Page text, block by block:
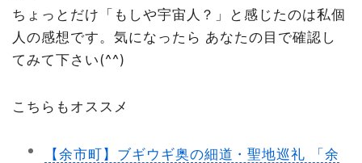
ちょっとだけ「もしや宇宙人？」と感じたのは私個
人の感想です。気になったら あなたの目で確認し
てみて下さい(^^)
こちらもオススメ
【余市町】ブギウギ奥の細道・聖地巡礼 「余